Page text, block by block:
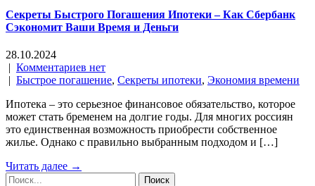
Секреты Быстрого Погашения Ипотеки – Как Сбербанк
Сэкономит Ваши Время и Деньги
28.10.2024
| Комментариев нет
| Быстрое погашение, Секреты ипотеки, Экономия времени
Ипотека – это серьезное финансовое обязательство, которое
может стать бременем на долгие годы. Для многих россиян
это единственная возможность приобрести собственное
жилье. Однако с правильно выбранным подходом и […]
Читать далее →